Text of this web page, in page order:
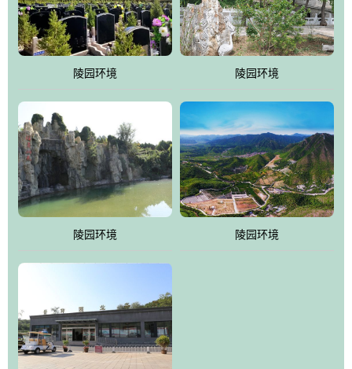
灵穴，安息之宝地。
陵园环境 陵园环境
陵园环境 陵园环境